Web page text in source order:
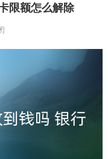
限额怎么解除